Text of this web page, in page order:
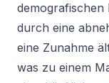
durch eine
eine Zunahme
was zu einem